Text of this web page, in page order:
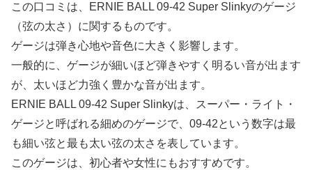
この口コミは、ERNIE BALL 09-42 Super Slinkyのゲージ
（弦の太さ）に関するものです。
ゲージは弾き心地や音色に大きく影響します。
一般的に、ゲージが細いほど弾きやすく明るい音が出ます
が、太いほど力強く豊かな音が出ます。
ERNIE BALL 09-42 Super Slinkyは、スーパー・ライト・
ゲージと呼ばれる細めのゲージで、09-42という数字は最
も細い弦と最も太い弦の太さを表しています。
このゲージは、初心者や女性にもおすすめです。